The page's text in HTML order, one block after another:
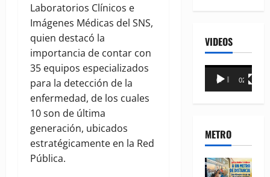
Laboratorios Clínicos e
Imágenes Médicas del SNS,
quien destacó la
importancia de contar con
35 equipos especializados
para la detección de la
enfermedad, de los cuales
10 son de última
generación, ubicados
estratégicamente en la Red
Pública.
VIDEOS
Reproductor
00:00 02:18
METRO